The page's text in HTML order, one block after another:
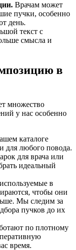
Врачам может
пучки, особенно
день.
текст с
смысла и
в
множество
у нас особенно
каталоге
для любого повода.
для врача или
идеальный
в
чтобы они
Мы следим за
пучков до их
по плотному
время.